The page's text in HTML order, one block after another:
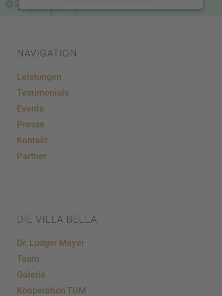
NAVIGA­TION
Leistun­gen
Testi­mo­ni­als
Events
Presse
Kontakt
Partner
DIE VILLA BELLA
Dr. Ludger Meyer
Team
Galerie
Koope­ra­tion TUM